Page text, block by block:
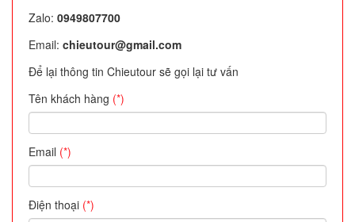
Zalo: 0949807700
Email: chieutour@gmail.com
Để lại thông tin Chieutour sẽ gọi lại tư vấn
Tên khách hàng (*)
Email (*)
Điện thoại (*)